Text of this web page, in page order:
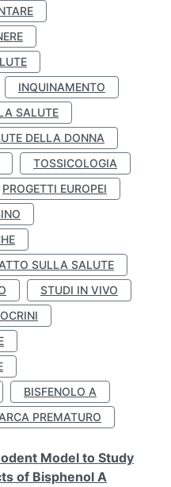
INQUINAMENTO
SALUTE
DELLA DONNA
TOSSICOLOGIA
PROGETTI EUROPEI
SULLA SALUTE
STUDI IN VIVO
BISFENOLO A
PREMATURO
Model to Study
of Bisphenol A